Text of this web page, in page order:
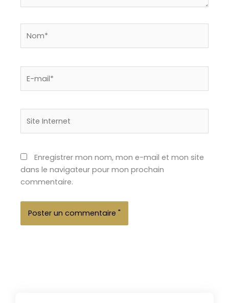
mail*
Internet
Enregistrer mon nom, mon e-mail et mon site
dans le navigateur pour mon prochain
commentaire.